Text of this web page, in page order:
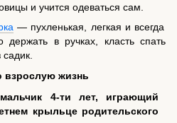
и учится одеваться сам.
— пухленькая, легкая и всегда
в ручках, класть спать
взрослую жизнь